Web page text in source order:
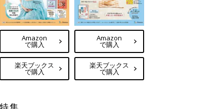
Amazon
で購入
楽天ブックス
で購入
Amazon
で購入
楽天ブックス
で購入